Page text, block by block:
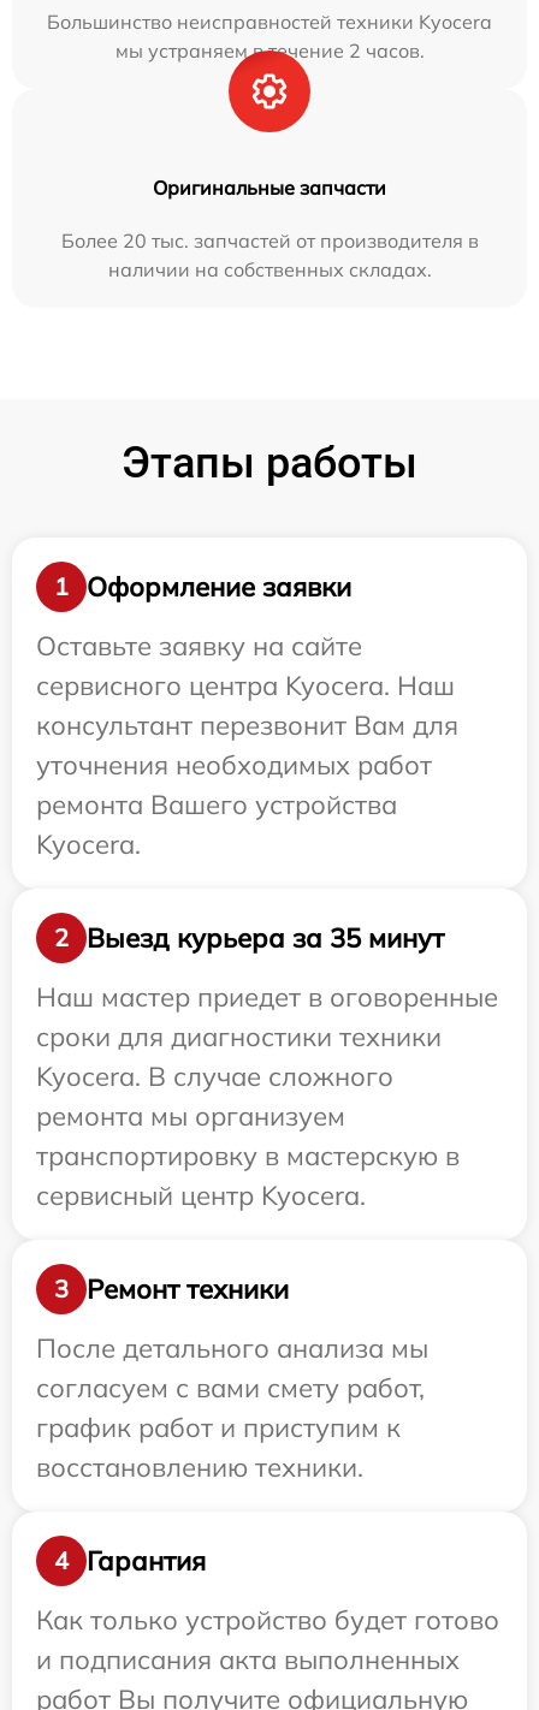
Большинство неисправностей техники Kyocera
мы устраняем в течение 2 часов.
Оригинальные запчасти
Более 20 тыс. запчастей от производителя в
наличии на собственных складах.
Этапы работы
1
Оформление заявки
Оставьте заявку на сайте
сервисного центра Kyocera. Наш
консультант перезвонит Вам для
уточнения необходимых работ
ремонта Вашего устройства
Kyocera.
2
Выезд курьера за 35 минут
Наш мастер приедет в оговоренные
сроки для диагностики техники
Kyocera. В случае сложного
ремонта мы организуем
транспортировку в мастерскую в
сервисный центр Kyocera.
3
Ремонт техники
После детального анализа мы
согласуем с вами смету работ,
график работ и приступим к
восстановлению техники.
4
Гарантия
Как только устройство будет готово
и подписания акта выполненных
работ Вы получите официальную